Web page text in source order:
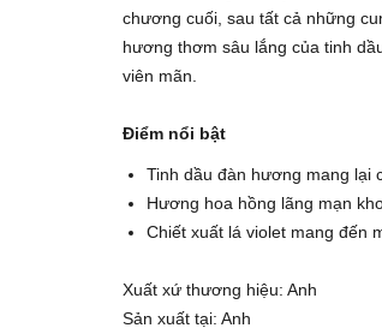
chương cuối, sau tất cả những
hương thơm sâu lắng của tinh
viên mãn.
Điểm nổi bật
Tinh dầu đàn hương mang lại
Hương hoa hồng lãng mạn
Chiết xuất lá violet mang đến
Xuất xứ thương hiệu: Anh
Sản xuất tại: Anh